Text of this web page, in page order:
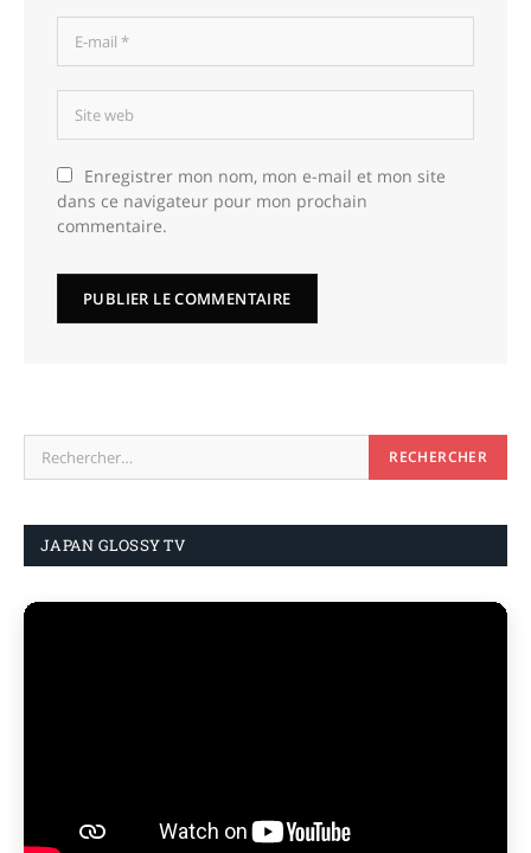
Enregistrer mon nom, mon e-mail et mon site
dans ce navigateur pour mon prochain
commentaire.
JAPAN GLOSSY TV